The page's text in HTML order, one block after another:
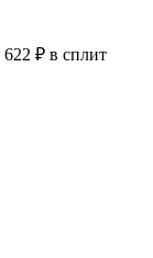
622 ₽ в сплит